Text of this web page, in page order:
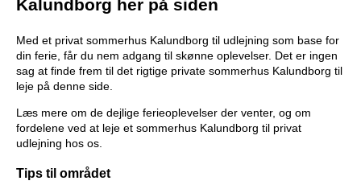
Kalundborg her på siden
Med et privat sommerhus Kalundborg til udlejning som base for
din ferie, får du nem adgang til skønne oplevelser. Det er ingen
sag at finde frem til det rigtige private sommerhus Kalundborg til
leje på denne side.
Læs mere om de dejlige ferieoplevelser der venter, og om
fordelene ved at leje et sommerhus Kalundborg til privat
udlejning hos os.
Tips til området